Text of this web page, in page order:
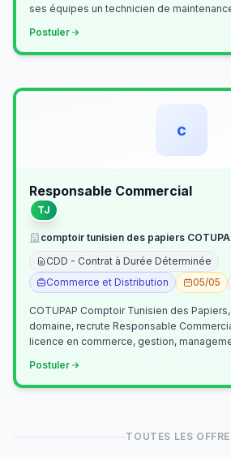
ses équipes un technicien de maintenance. Profil : -
Postuler
c
Responsable Commercial
TJ
comptoir tunisien des papiers
CDD - Contrat à Durée Déterminée
Commerce et Distribution
05/05
COTUPAP Comptoir Tunisien des
domaine, recrute Responsable Commercial Titulaire d’une
licence en commerce, gestion,
Postuler
TOUTES LES